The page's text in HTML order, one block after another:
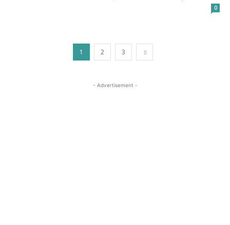
0
1 2 3
- Advertisement -